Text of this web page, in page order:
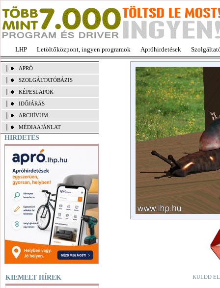
LHP Letöltőközpont, ingyen programok Apróhirdetések
APRÓ
SZOLGÁLTATÓBÁZIS
KÉPESLAPOK
IDŐJÁRÁS
ARCHÍVUM
MÉDIAAJÁNLAT
HIRDETÉS
KIEMELT HÍREK KÜLDD